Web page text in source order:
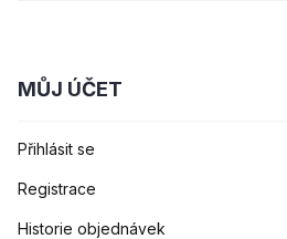
MŮJ ÚČET
Přihlásit se
Registrace
Historie objednávek